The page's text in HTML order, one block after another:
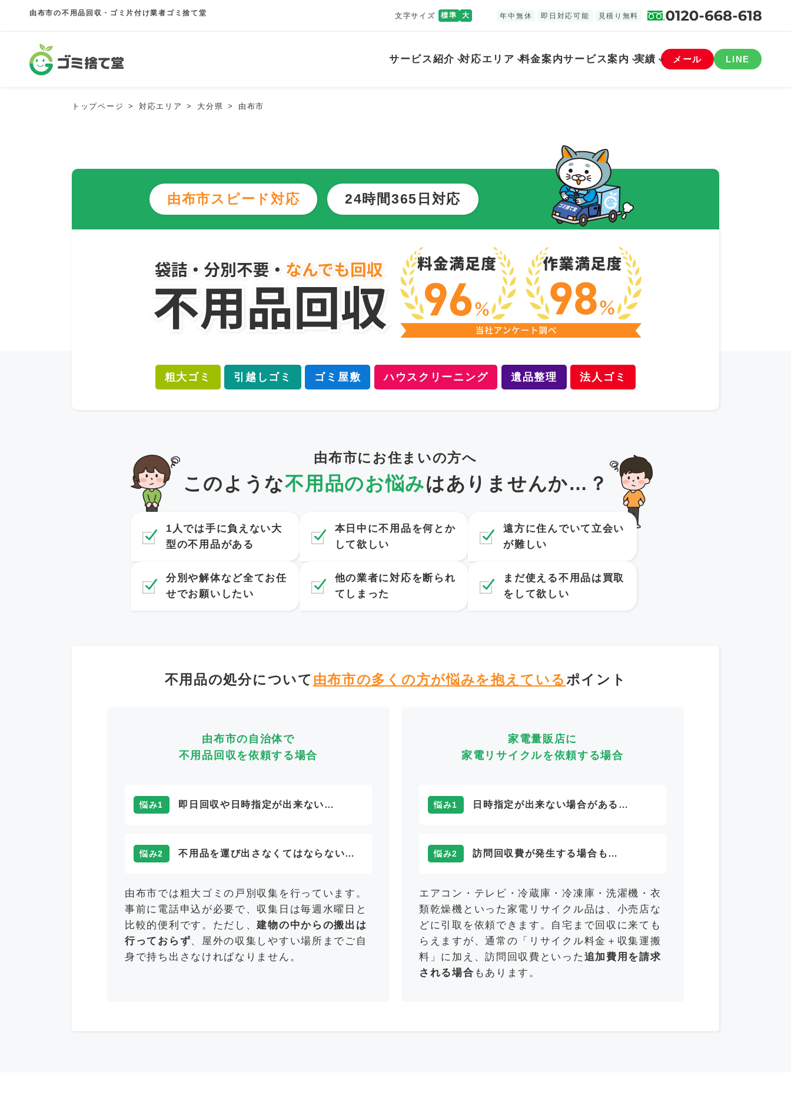
由布市の不用品回収・ゴミ片付け業者ゴミ捨て堂 文字サイズ 標準 大 年中無休 即日対応可能 見積り無料
サービス紹介 対応エリア 料金案内サービス案内 実績 メール LINE
トップページ 対応エリア 大分県 由布市
由布市スピード対応 24時間365日対応
粗大ゴミ 引越しゴミ ゴミ屋敷 ハウスクリーニング 遺品整理 法人ゴミ
由布市にお住まいの方へ
このような不用品のお悩みはありませんか…？
1人では手に負えない大
型の不用品がある
本日中に不用品を何とか
して欲しい
遠方に住んでいて立会い
が難しい
分別や解体など全てお任
せでお願いしたい
他の業者に対応を断られ
てしまった
まだ使える不用品は買取
をして欲しい
不用品の処分について由布市の多くの方が悩みを抱えているポイント
由布市の自治体で
不用品回収を依頼する場合
悩み1 即日回収や日時指定が出来ない…
悩み2 不用品を運び出さなくてはならない…
由布市では粗大ゴミの戸別収集を行っています。
事前に電話申込が必要で、収集日は毎週水曜日と
比較的便利です。ただし、建物の中からの搬出は
行っておらず、屋外の収集しやすい場所までご自
身で持ち出さなければなりません。
家電量販店に
家電リサイクルを依頼する場合
悩み1 日時指定が出来ない場合がある…
悩み2 訪問回収費が発生する場合も…
エアコン・テレビ・冷蔵庫・冷凍庫・洗濯機・衣
類乾燥機といった家電リサイクル品は、小売店な
どに引取を依頼できます。自宅まで回収に来ても
らえますが、通常の「リサイクル料金＋収集運搬
料」に加え、訪問回収費といった 追加費用を請求
される場合 もあります。